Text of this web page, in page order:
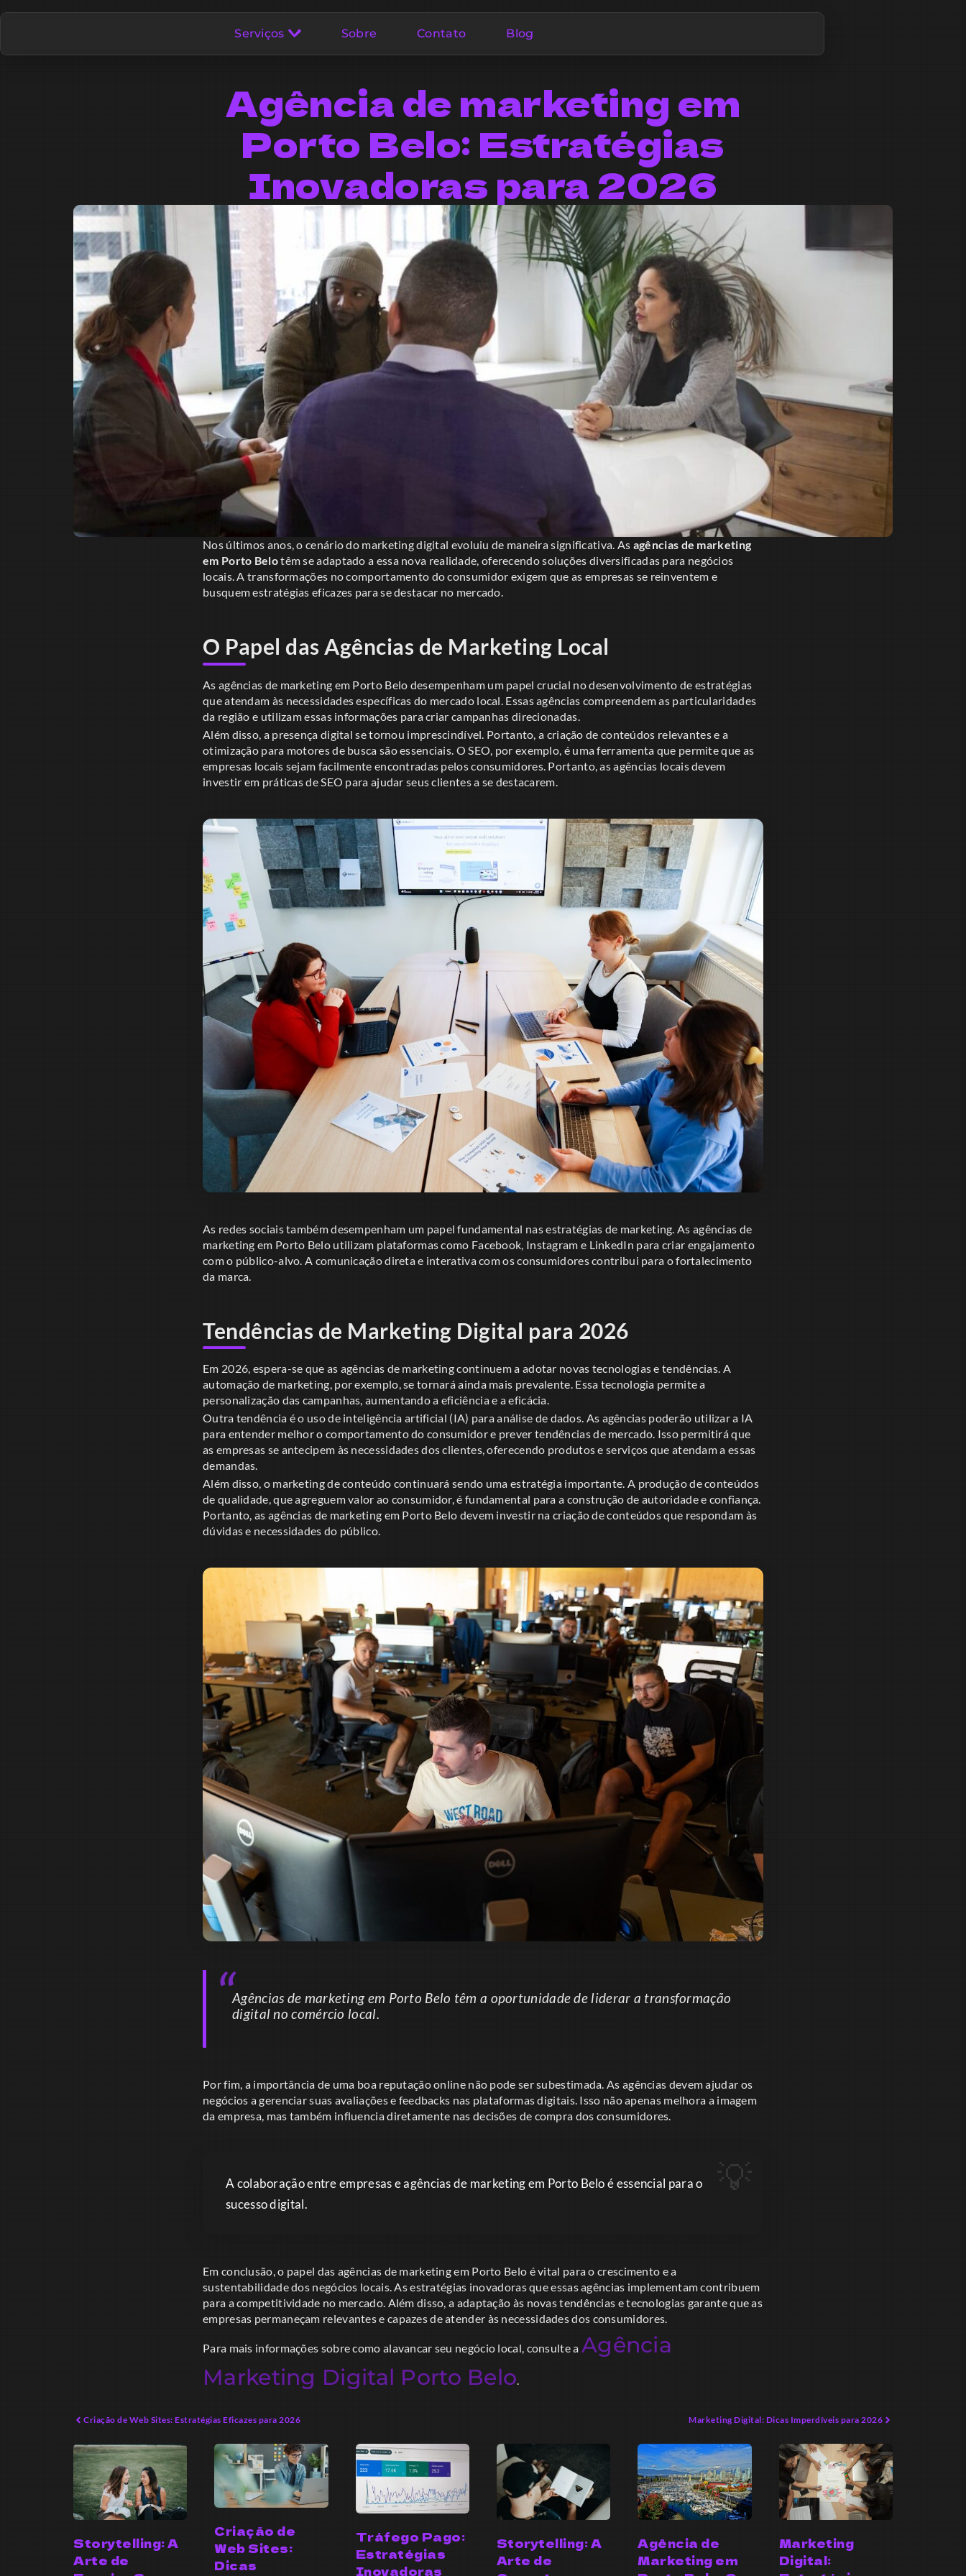
Serviços Sobre Contato Blog
Agência de marketing em
Porto Belo: Estratégias
Inovadoras para 2026
Nos últimos anos, o cenário do marketing digital evoluiu de maneira significativa. As agências de marketing
em Porto Belotêm se adaptado a essa nova realidade, oferecendo soluções diversificadas para negócios
locais. A transformações no comportamento do consumidor exigem que as empresas se reinventem e
busquem estratégias eficazes para se destacar no mercado.
O Papel das Agências de Marketing Local
As agências de marketing em Porto Belo desempenham um papel crucial no desenvolvimento de estratégias
que atendam às necessidades específicas do mercado local. Essas agências compreendem as particularidades
da região e utilizam essas informações para criar campanhas direcionadas.
Além disso, a presença digital se tornou imprescindível. Portanto, a criação de conteúdos relevantes e a
otimização para motores de busca são essenciais. O SEO, por exemplo, é uma ferramenta que permite que as
empresas locais sejam facilmente encontradas pelos consumidores. Portanto, as agências locais devem
investir em práticas de SEO para ajudar seus clientes a se destacarem.
As redes sociais também desempenham um papel fundamental nas estratégias de marketing. As agências de
marketing em Porto Belo utilizam plataformas como Facebook, Instagram e LinkedIn para criar engajamento
com o público-alvo. A comunicação direta e interativa com os consumidores contribui para o fortalecimento
da marca.
Tendências de Marketing Digital para 2026
Em 2026, espera-se que as agências de marketing continuem a adotar novas tecnologias e tendências. A
automação de marketing, por exemplo, se tornará ainda mais prevalente. Essa tecnologia permite a
personalização das campanhas, aumentando a eficiência e a eficácia.
Outra tendência é o uso de inteligência artificial (IA) para análise de dados. As agências poderão utilizar a IA
para entender melhor o comportamento do consumidor e prever tendências de mercado. Isso permitirá que
as empresas se antecipem às necessidades dos clientes, oferecendo produtos e serviços que atendam a essas
demandas.
Além disso, o marketing de conteúdo continuará sendo uma estratégia importante. A produção de conteúdos
de qualidade, que agreguem valor ao consumidor, é fundamental para a construção de autoridade e confiança.
Portanto, as agências de marketing em Porto Belo devem investir na criação de conteúdos que respondam às
dúvidas e necessidades do público.
Agências de marketing em Porto Belo têm a oportunidade de liderar a transformação
digital no comércio local.
Por fim, a importância de uma boa reputação online não pode ser subestimada. As agências devem ajudar os
negócios a gerenciar suas avaliações e feedbacks nas plataformas digitais. Isso não apenas melhora a imagem
da empresa, mas também influencia diretamente nas decisões de compra dos consumidores.
A colaboração entre empresas e agências de marketing em Porto Belo é essencial para o
sucesso digital.
Em conclusão, o papel das agências de marketing em Porto Belo é vital para o crescimento e a
sustentabilidade dos negócios locais. As estratégias inovadoras que essas agências implementam contribuem
para a competitividade no mercado. Além disso, a adaptação às novas tendências e tecnologias garante que as
empresas permaneçam relevantes e capazes de atender às necessidades dos consumidores.
Para mais informações sobre como alavancar seu negócio local, consulte a Agência
Marketing Digital Porto Belo.
Criação de Web Sites: Estratégias Eficazes para 2026 Marketing Digital: Dicas Imperdíveis para 2026
Storytelling: A
Arte de
Criação de
Web Sites:
Dicas
Tráfego Pago:
Estratégias
Inovadoras
Storytelling: A
Arte de
Agência de
Marketing em
Marketing
Digital: